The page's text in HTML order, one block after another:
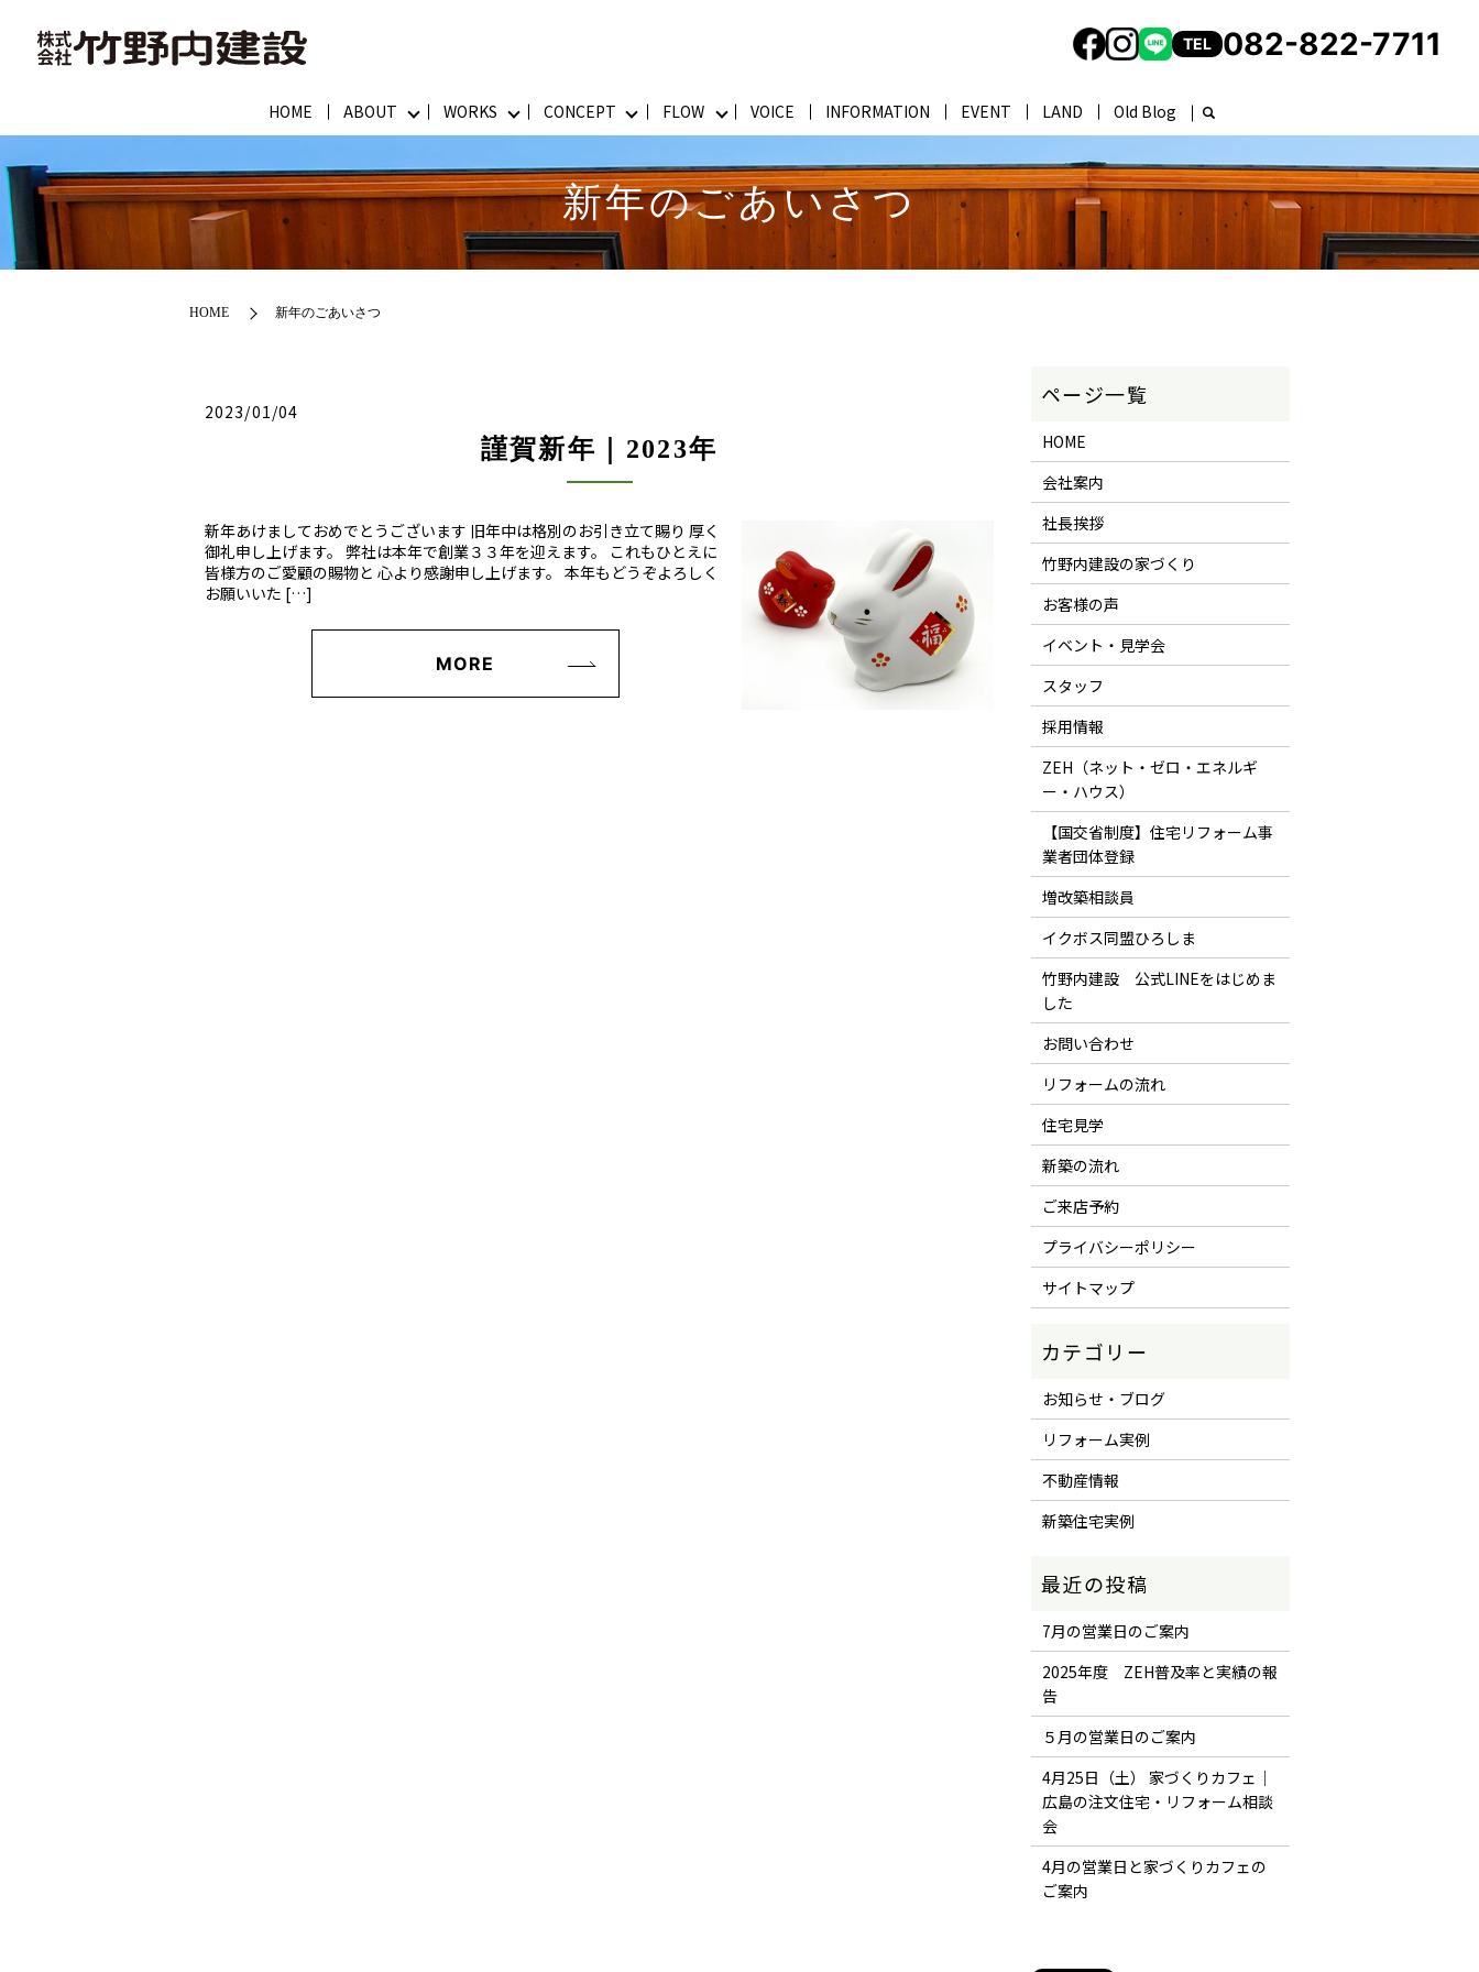
HOME ABOUT WORKS CONCEPT FLOW VOICE INFORMATION EVENT LAND Old Blog
TEL 082-822-7711
新年のごあいさつ
HOME 新年のごあいさつ
2023/01/04
謹賀新年｜2023年
新年あけましておめでとうございます 旧年中は格別のお引き立て賜り 厚く
御礼申し上げます。 弊社は本年で創業３３年を迎えます。 これもひとえに
皆様方のご愛顧の賜物と 心より感謝申し上げます。 本年もどうぞよろしく
お願いいた […]
MORE
HOME
会社案内
社長挨拶
竹野内建設の家づくり
お客様の声
イベント・見学会
スタッフ
採用情報
ZEH（ネット・ゼロ・エネルギ
ー・ハウス）
【国交省制度】住宅リフォーム事
業者団体登録
増改築相談員
イクボス同盟ひろしま
竹野内建設 公式LINEをはじめま
した
お問い合わせ
リフォームの流れ
住宅見学
新築の流れ
ご来店予約
プライバシーポリシー
サイトマップ
お知らせ・ブログ
リフォーム実例
不動産情報
新築住宅実例
7月の営業日のご案内
2025年度 ZEH普及率と実績の報
告
５月の営業日のご案内
4月25日（土） 家づくりカフェ｜
広島の注文住宅・リフォーム相談
会
4月の営業日と家づくりカフェの
ご案内